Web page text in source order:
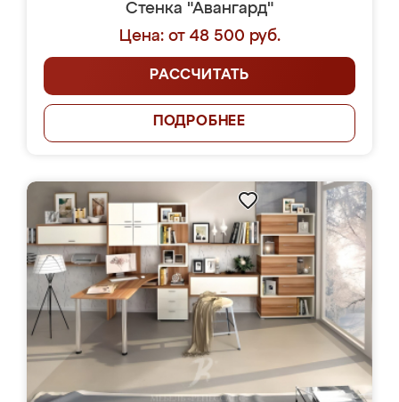
Стенка "Авангард"
Цена: от 48 500 руб.
РАССЧИТАТЬ
ПОДРОБНЕЕ